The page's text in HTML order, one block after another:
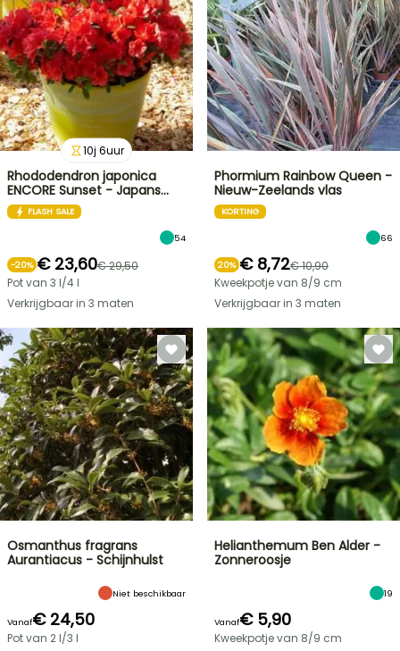
10j 6uur
Rhododendron japonica
ENCORE Sunset - Japans…
FLASH SALE
54
-20% € 23,60€ 29,50
Pot van 3 l/4 l
Verkrijgbaar in 3 maten
Phormium Rainbow Queen -
Nieuw-Zeelands vlas
KORTING
66
20% € 8,72€ 10,90
Kweekpotje van 8/9 cm
Verkrijgbaar in 3 maten
Osmanthus fragrans
Aurantiacus - Schijnhulst
Niet beschikbaar
Vanaf€ 24,50
Pot van 2 l/3 l
Helianthemum Ben Alder -
Zonneroosje
19
Vanaf€ 5,90
Kweekpotje van 8/9 cm